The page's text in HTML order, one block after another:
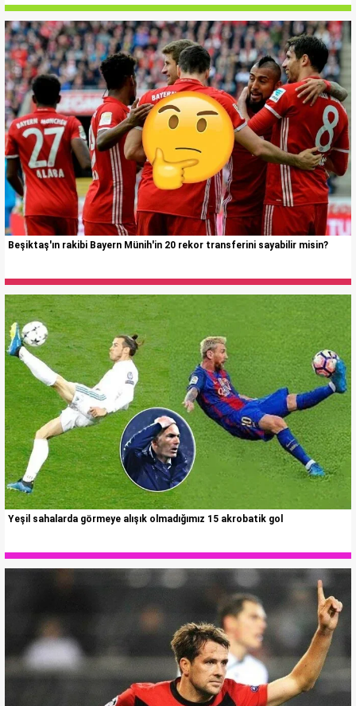
Beşiktaş'ın rakibi Bayern Münih'in 20 rekor transferini sayabilir misin?
Yeşil sahalarda görmeye alışık olmadığımız 15 akrobatik gol